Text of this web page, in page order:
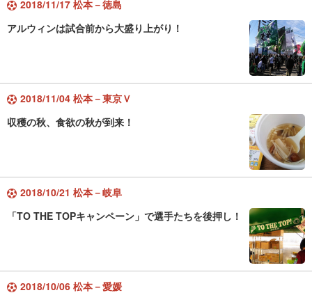
2018/11/17 松本－徳島
アルウィンは試合前から大盛り上がり！
2018/11/04 松本－東京Ｖ
収穫の秋、食欲の秋が到来！
2018/10/21 松本－岐阜
「TO THE TOPキャンペーン」で選手たちを後押し！
2018/10/06 松本－愛媛